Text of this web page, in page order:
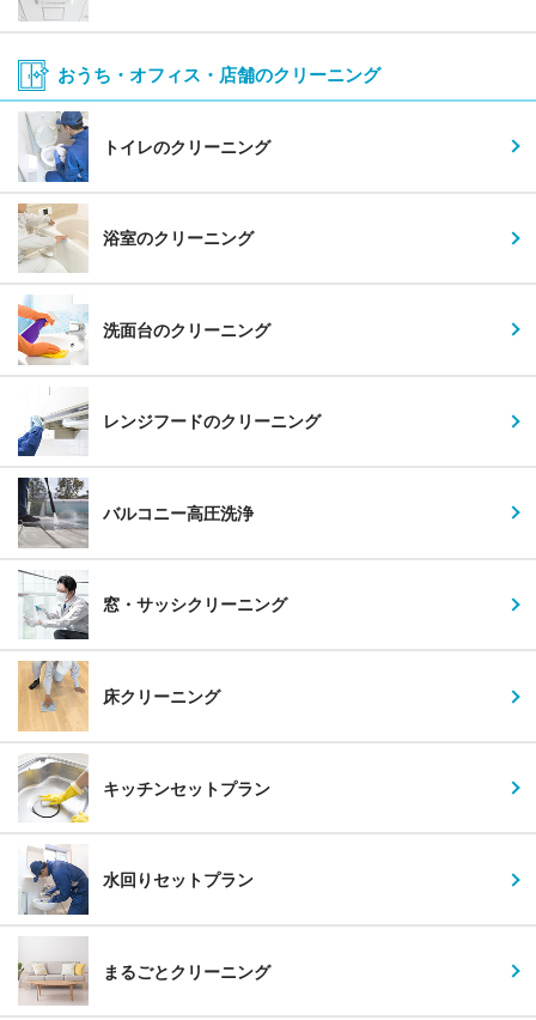
おうち・オフィス・店舗のクリーニング
トイレのクリーニング
浴室のクリーニング
洗面台のクリーニング
レンジフードのクリーニング
バルコニー高圧洗浄
窓・サッシクリーニング
床クリーニング
キッチンセットプラン
水回りセットプラン
まるごとクリーニング